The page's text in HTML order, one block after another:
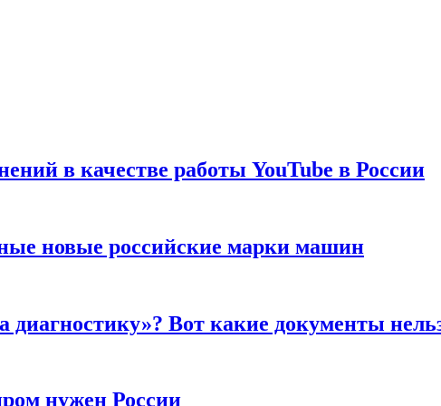
в качестве работы YouTube в России
новые российские марки машин
Вот какие документы
нужен России